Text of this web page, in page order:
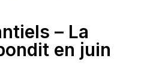
– La
en juin